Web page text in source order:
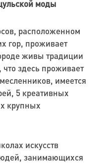
моды
расположенном
гор, проживает
живы традиции
что здесь проживает
имеется
5 креативных
крупных
искусств
занимающихся